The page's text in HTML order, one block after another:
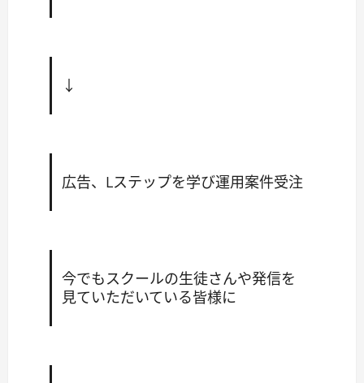
↓
広告、Lステップを学び運用案件受注
今でもスクールの生徒さんや発信を
見ていただいている皆様に